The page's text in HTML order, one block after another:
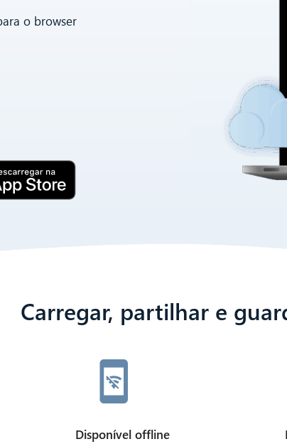
o browser
in App Store
Carregar, partilhar e
Disponível offline